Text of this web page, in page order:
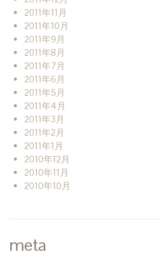
2011年11月
2011年10月
2011年9月
2011年8月
2011年7月
2011年6月
2011年5月
2011年4月
2011年3月
2011年2月
2011年1月
2010年12月
2010年11月
2010年10月
meta